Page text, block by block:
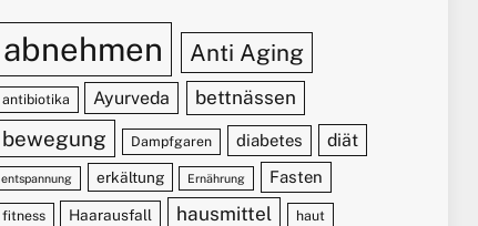
abnehmen Anti Aging
antibiotika Ayurveda bettnässen
bewegung Dampfgaren diabetes diät
entspannung erkältung Ernährung Fasten
fitness Haarausfall hausmittel haut